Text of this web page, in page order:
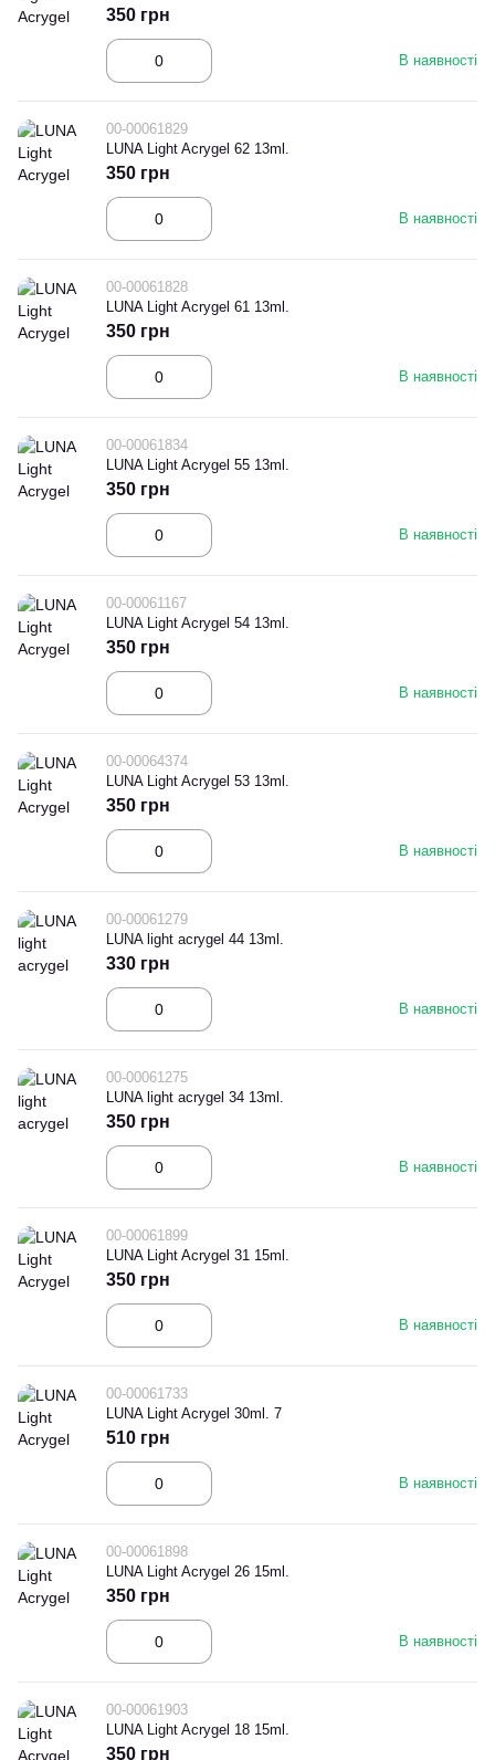
В наявності
350 грн
00-00061829
LUNA Light Acrygel 62 13ml.
В наявності
350 грн
00-00061828
LUNA Light Acrygel 61 13ml.
В наявності
350 грн
00-00061834
LUNA Light Acrygel 55 13ml.
В наявності
350 грн
00-00061167
LUNA Light Acrygel 54 13ml.
В наявності
350 грн
00-00064374
LUNA Light Acrygel 53 13ml.
В наявності
350 грн
00-00061279
LUNA light acrygel 44 13ml.
В наявності
330 грн
00-00061275
LUNA light acrygel 34 13ml.
В наявності
350 грн
00-00061899
LUNA Light Acrygel 31 15ml.
В наявності
350 грн
00-00061733
LUNA Light Acrygel 30ml. 7
В наявності
510 грн
00-00061898
LUNA Light Acrygel 26 15ml.
В наявності
350 грн
00-00061903
LUNA Light Acrygel 18 15ml.
350 грн